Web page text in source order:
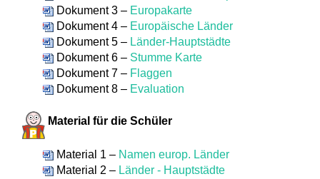
Dokument 3 – Europakarte
Dokument 4 – Europäische Länder
Dokument 5 – Länder-Hauptstädte
Dokument 6 – Stumme Karte
Dokument 7 – Flaggen
Dokument 8 – Evaluation
Material für die Schüler
Material 1 – Namen europ. Länder
Material 2 – Länder - Hauptstädte